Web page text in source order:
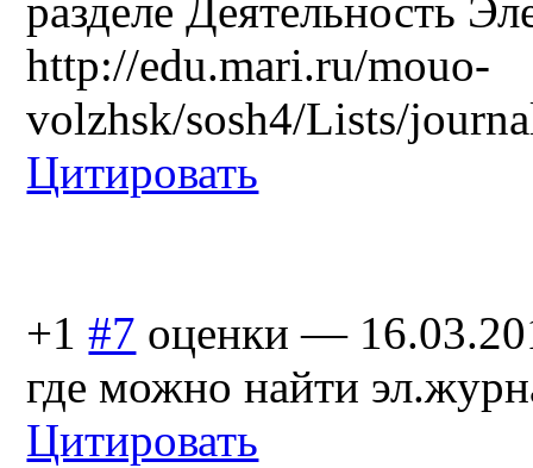
разделе Деятельность
http://edu.mari.ru/mouo-
volzhsk/sosh4/Lists/
Цитировать
+1 #7 оценки —
где можно найти
Цитировать